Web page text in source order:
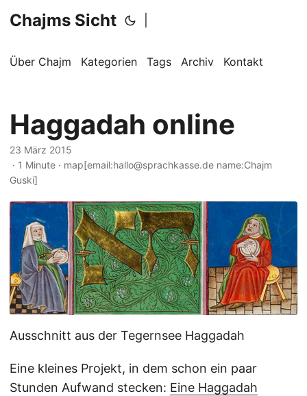
Chajms Sicht
Über Chajm Kategorien Tags Archiv Kontakt
Haggadah online
23 März 2015
· 1 Minute · map[email:hallo@sprachkasse.de name:Chajm
Guski]
Ausschnitt aus der Tegernsee Haggadah
Eine kleines Projekt, in dem schon ein paar
Stunden Aufwand stecken: Eine Haggadah